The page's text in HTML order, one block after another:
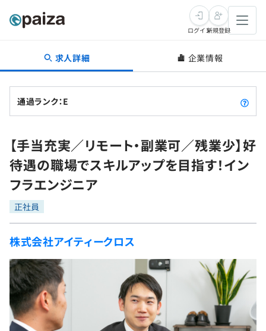
転職・キャリア
転職成功ガイド
転職エージェント
インタビュー
転職成功ガイド
新卒就活
求人検索
本選考
インターン
新卒エージェント
イベント・セミナー
インタビュー
学習
問題集
4択課題
ナレッジ
リファレンス
プログラミング言語
評価結果一覧
再チャレンジ結果一覧
ゲーム・マンガ
Tech Team Journal
paiza times
note
paizaとは？
ログイン新規登録
求人詳細 企業情報
通過ランク：E
【手当充実／リモート・副業可／残業少】好
待遇の職場でスキルアップを目指す！イン
フラエンジニア
正社員
株式会社アイティークロス